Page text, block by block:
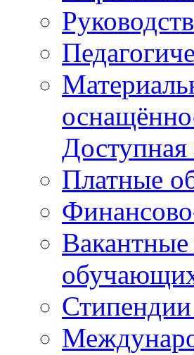
Доступная
Платные